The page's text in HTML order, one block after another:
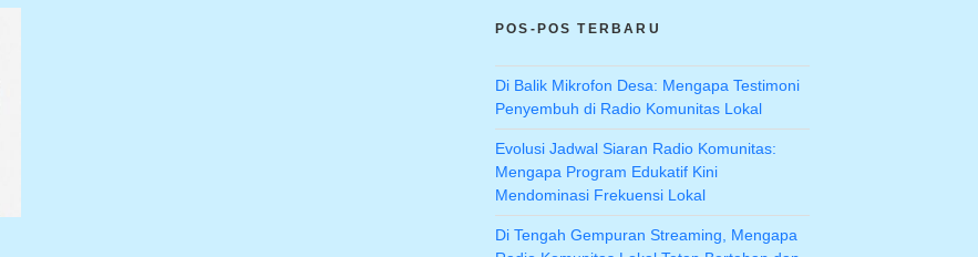
POS-POS TERBARU
Di Balik Mikrofon Desa: Mengapa Testimoni
Penyembuh di Radio Komunitas Lokal
Evolusi Jadwal Siaran Radio Komunitas:
Mengapa Program Edukatif Kini
Mendominasi Frekuensi Lokal
Di Tengah Gempuran Streaming, Mengapa